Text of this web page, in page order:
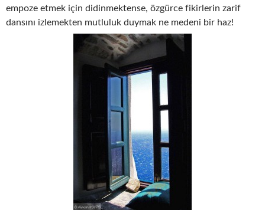
empoze etmek için didinmektense, özgürce fikirlerin zarif
dansını izlemekten mutluluk duymak ne medeni bir haz!